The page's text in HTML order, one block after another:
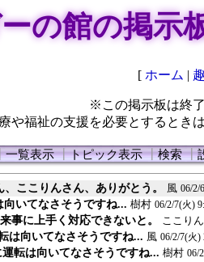
の館の掲示
[ ホーム |
※この掲示板は終
や福祉の支援を必要とするとき
一覧表示┃トピック表示┃検索┃
ここりんさん、ありがとう。 風 06/2/
向いてなさそうですね... 樹村 06/2/7(火)
事に上手く対応できないと。 ここりん
は向いてなさそうですね... 風 06/2/7(火)
運転は向いてなさそうですね... 樹村 06/